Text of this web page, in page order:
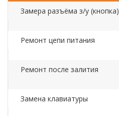
Замера разъёма з/у (кнопка)
Ремонт цепи питания
Ремонт после залития
Замена клавиатуры